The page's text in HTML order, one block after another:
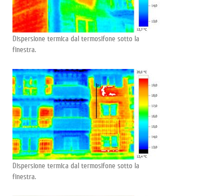
Dispersione termica dal termosifone sotto la
finestra.
Dispersione termica dal termosifone sotto la
finestra.